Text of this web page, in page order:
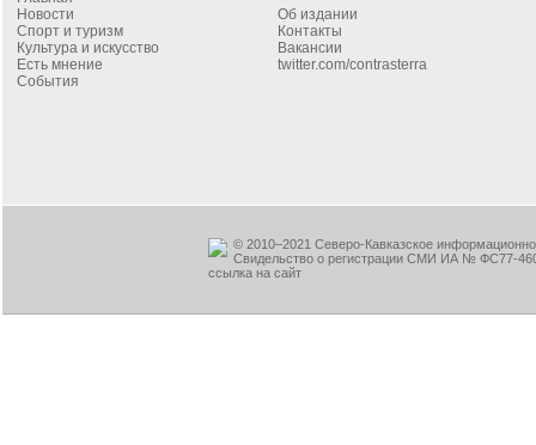
Новости
Спорт и туризм
Культура и искусство
Есть мнение
События
Об издании
Контакты
Вакансии
twitter.com/contrasterra
© 2010–2021 Северо-Кавказское
Свидельство о регистрации СМИ ИА № ФС77-
ссылка на сайт